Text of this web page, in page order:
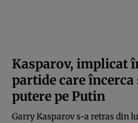
Kasparov, implicat
partide care
putere pe Putin
Garry Kasparov s-a retras din